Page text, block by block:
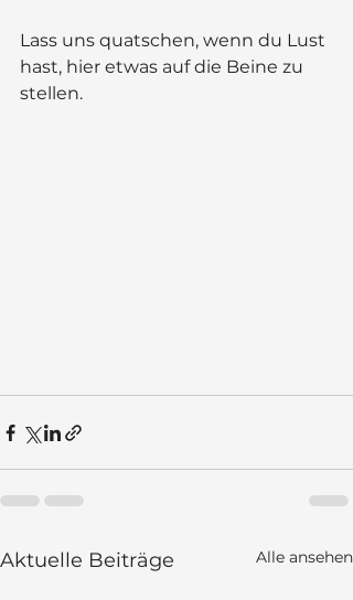
Lass uns quatschen, wenn du Lust
hast, hier etwas auf die Beine zu
stellen.
Aktuelle Beiträge Alle ansehen